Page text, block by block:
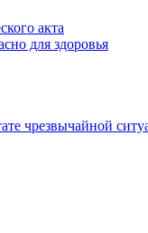
акта
для здоровья
чрезвычайной